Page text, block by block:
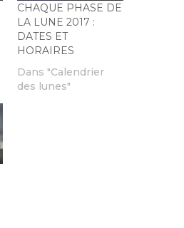
CHAQUE PHASE DE
LA LUNE 2017 :
DATES ET
HORAIRES
Dans "Calendrier
des lunes"